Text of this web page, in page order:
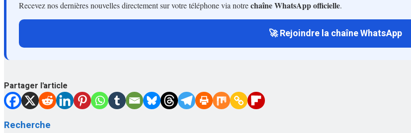
Recevez nos dernières nouvelles directement sur votre téléphone via notrechaîne WhatsApp officielle.
🚀 Rejoindre la chaîne WhatsApp
Partager l'article
Recherche